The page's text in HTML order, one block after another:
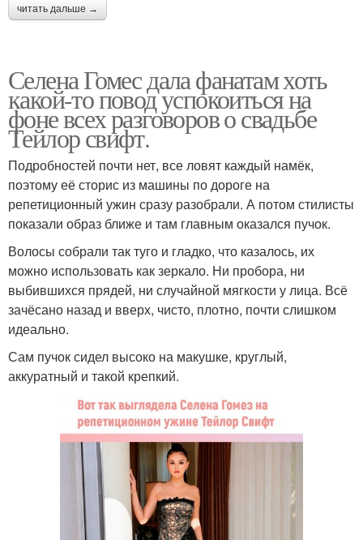
читать дальше →
Селена Гомес дала фанатам хоть
какой-то повод успокоиться на
фоне всех разговоров о свадьбе
Тейлор свифт.
Подробностей почти нет, все ловят каждый намёк,
поэтому её сторис из машины по дороге на
репетиционный ужин сразу разобрали. А потом стилисты
показали образ ближе и там главным оказался пучок.
Волосы собрали так туго и гладко, что казалось, их
можно использовать как зеркало. Ни пробора, ни
выбившихся прядей, ни случайной мягкости у лица. Всё
зачёсано назад и вверх, чисто, плотно, почти слишком
идеально.
Сам пучок сидел высоко на макушке, круглый,
аккуратный и такой крепкий.